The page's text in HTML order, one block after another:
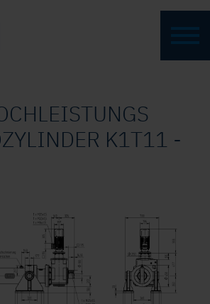
K1T11 -